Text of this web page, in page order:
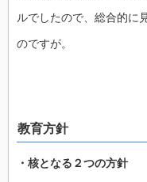
ルでしたので、総合的に
のですが。
教育方針
・核となる２つの方針